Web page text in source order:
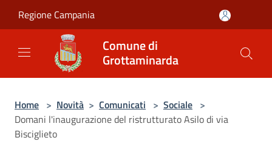
Regione Campania
Comune di
Grottaminarda
Home > Novità > Comunicati > Sociale >
Domani l'inaugurazione del ristrutturato Asilo di via
Bisciglieto